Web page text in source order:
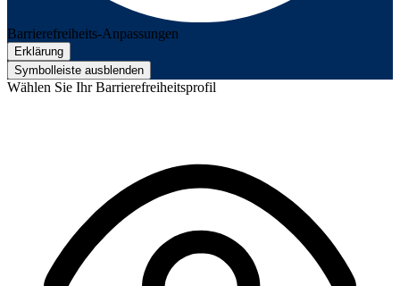
Barrierefreiheits-Anpassungen
Erklärung
Symbolleiste ausblenden
Wählen Sie Ihr Barrierefreiheitsprofil